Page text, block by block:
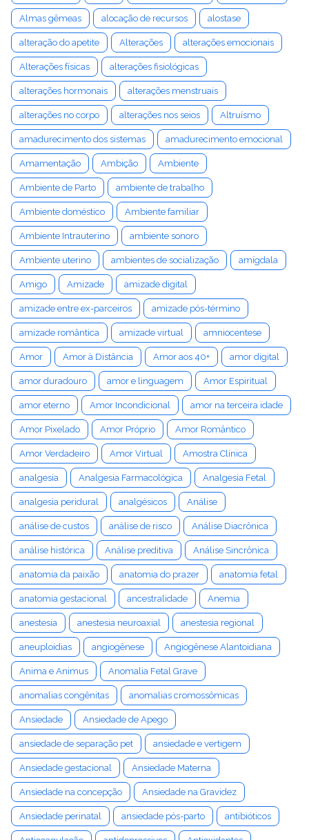
Almas gêmeas alocação de recursos alostase
alteração do apetite Alterações alterações emocionais
Alterações físicas alterações fisiológicas
alterações hormonais alterações menstruais
alterações no corpo alterações nos seios Altruísmo
amadurecimento dos sistemas amadurecimento emocional
Amamentação Ambição Ambiente
Ambiente de Parto ambiente de trabalho
Ambiente doméstico Ambiente familiar
Ambiente Intrauterino ambiente sonoro
Ambiente uterino ambientes de socialização amígdala
Amigo Amizade amizade digital
amizade entre ex-parceiros amizade pós-término
amizade romântica amizade virtual amniocentese
Amor Amor à Distância Amor aos 40+ amor digital
amor duradouro amor e linguagem Amor Espiritual
amor eterno Amor Incondicional amor na terceira idade
Amor Pixelado Amor Próprio Amor Romântico
Amor Verdadeiro Amor Virtual Amostra Clínica
analgesia Analgesia Farmacológica Analgesia Fetal
analgesia peridural analgésicos Análise
análise de custos análise de risco Análise Diacrônica
análise histórica Análise preditiva Análise Sincrônica
anatomia da paixão anatomia do prazer anatomia fetal
anatomia gestacional ancestralidade Anemia
anestesia anestesia neuroaxial anestesia regional
aneuploidias angiogênese Angiogênese Alantoidiana
Anima e Animus Anomalia Fetal Grave
anomalias congênitas anomalias cromossômicas
Ansiedade Ansiedade de Apego
ansiedade de separação pet ansiedade e vertigem
Ansiedade gestacional Ansiedade Materna
Ansiedade na concepção Ansiedade na Gravidez
Ansiedade perinatal ansiedade pós-parto antibióticos